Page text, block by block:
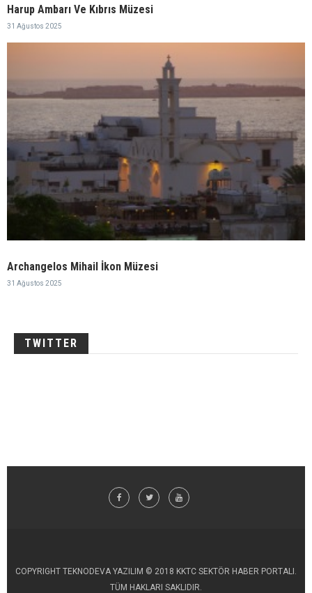
Harup Ambarı Ve Kıbrıs Müzesi
31 Ağustos 2025
Archangelos Mihail İkon Müzesi
31 Ağustos 2025
TWITTER
COPYRIGHT TEKNODEVA YAZILIM © 2018 KKTC SEKTÖR HABER PORTALI.
TÜM HAKLARI SAKLIDIR.